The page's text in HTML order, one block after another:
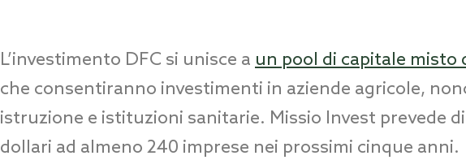
L’investimento DFC si unisce a un pool di capitale
che consentiranno investimenti in aziende agricole,
istruzione e istituzioni sanitarie. Missio Invest prevede
dollari ad almeno 240 imprese nei prossimi cinque anni.